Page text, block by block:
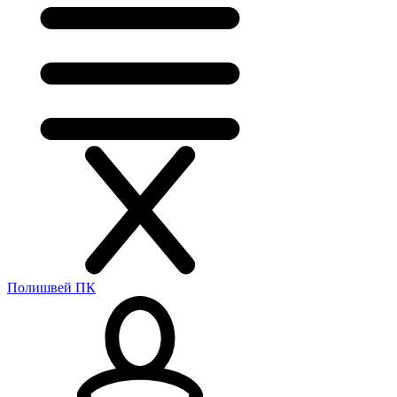
Полишвей ПК